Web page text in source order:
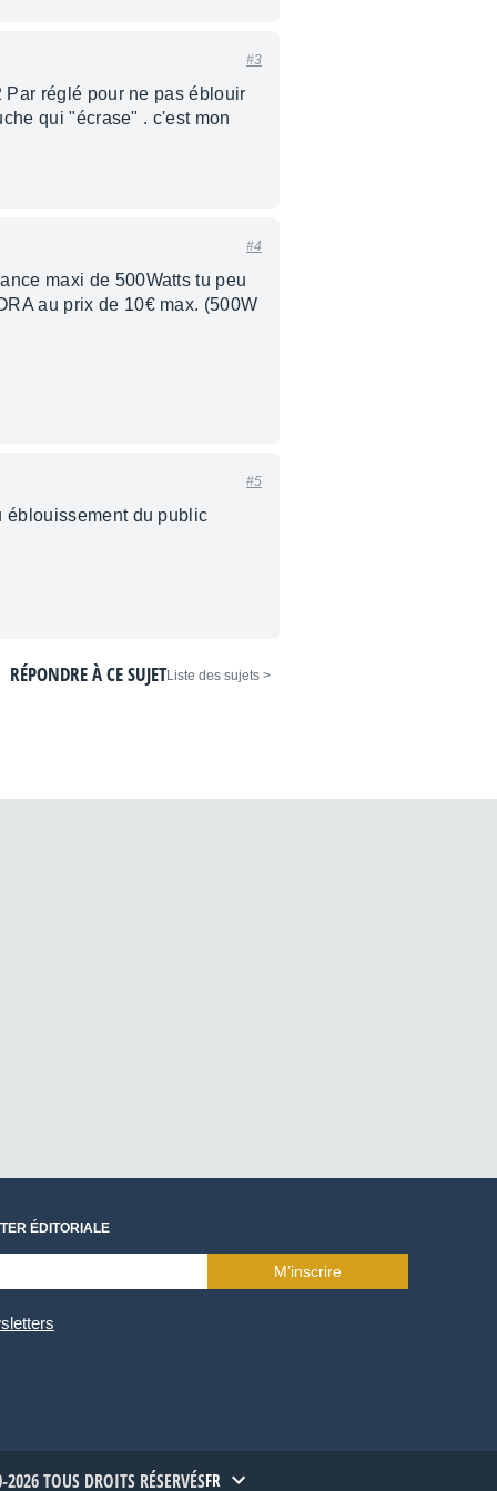
#3
réglé pour ne pas éblouir
qui "écrase" . c'est mon
#4
maxi de 500Watts tu peu
au prix de 10€ max. (500W
#5
éblouissement du public
< Liste des sujets
RÉPONDRE À CE SUJET
ÉDITORIALE
M’inscrire
TOUS DROITS RÉSERVÉSFR